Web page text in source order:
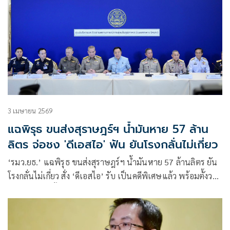
3 เมษายน 2569
แฉพิรุธ ขนส่งสุราษฎร์ฯ น้ำมันหาย 57 ล้าน
ลิตร จ่อชง 'ดีเอสไอ' ฟัน ยันโรงกลั่นไม่เกี่ยว
‘รมว.ยธ.’ แฉพิรุธ ขนส่งสุราษฎร์ฯ น้ำมันหาย 57 ล้านลิตร ยัน
โรงกลั่นไม่เกี่ยว สั่ง ‘ดีเอสไอ’ รับ เป็นคดีพิเศษแล้ว พร้อมตั้งวอร์
ผลรถบรรทุกลักลอบน้ำมัน 4 หมื่นลิตร เตรียมเรียกเจ้าของเรือ
สวมทะเบียนโชคชลกรขายน้ำมันกลางทะเล ศรชล. พบการเดิน